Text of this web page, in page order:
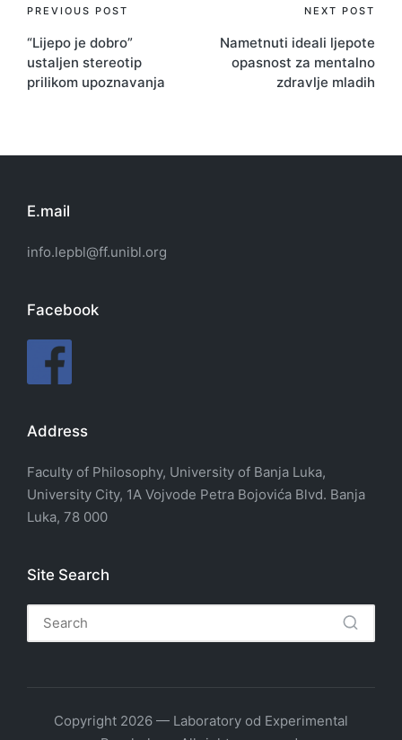
Post
navigation
PREVIOUS POST
“Lijepo je dobro”
ustaljen stereotip
prilikom upoznavanja
NEXT POST
Nametnuti ideali ljepote
opasnost za mentalno
zdravlje mladih
E.mail
info.lepbl@ff.unibl.org
Facebook
Address
Faculty of Philosophy, University of Banja Luka,
University City, 1A Vojvode Petra Bojovića Blvd. Banja
Luka, 78 000
Site Search
Copyright 2026 — Laboratory od Experimental